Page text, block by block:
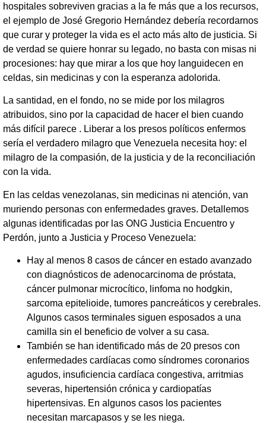
hospitales sobreviven gracias a la fe más que a los recursos,
el ejemplo de José Gregorio Hernández debería recordarnos
que curar y proteger la vida es el acto más alto de justicia. Si
de verdad se quiere honrar su legado, no basta con misas ni
procesiones: hay que mirar a los que hoy languidecen en
celdas, sin medicinas y con la esperanza adolorida.
La santidad, en el fondo, no se mide por los milagros
atribuidos, sino por la capacidad de hacer el bien cuando
más difícil parece . Liberar a los presos políticos enfermos
sería el verdadero milagro que Venezuela necesita hoy: el
milagro de la compasión, de la justicia y de la reconciliación
con la vida.
En las celdas venezolanas, sin medicinas ni atención, van
muriendo personas con enfermedades graves. Detallemos
algunas identificadas por las ONG Justicia Encuentro y
Perdón, junto a Justicia y Proceso Venezuela:
Hay al menos 8 casos de cáncer en estado avanzado
con diagnósticos de adenocarcinoma de próstata,
cáncer pulmonar microcítico, linfoma no hodgkin,
sarcoma epitelioide, tumores pancreáticos y cerebrales.
Algunos casos terminales siguen esposados a una
camilla sin el beneficio de volver a su casa.
También se han identificado más de 20 presos con
enfermedades cardíacas como síndromes coronarios
agudos, insuficiencia cardíaca congestiva, arritmias
severas, hipertensión crónica y cardiopatías
hipertensivas. En algunos casos los pacientes
necesitan marcapasos y se les niega.